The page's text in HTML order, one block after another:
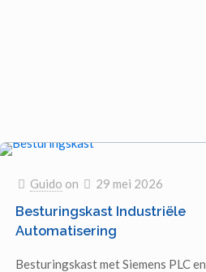
Guido on 29 mei 2026
Besturingskast Industriële
Automatisering
Besturingskast met Siemens PLC en